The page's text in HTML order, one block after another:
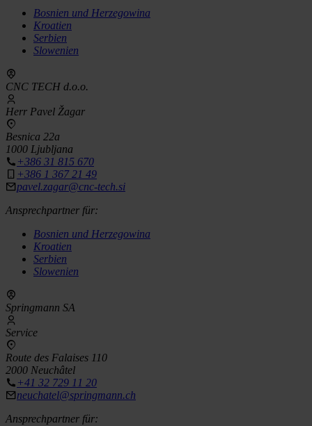
Bosnien und Herzegowina
Kroatien
Serbien
Slowenien
CNC TECH d.o.o.
Herr Pavel Žagar
Besnica 22a
1000 Ljubljana
+386 31 815 670
+386 1 367 21 49
pavel.zagar@cnc-tech.si
Ansprechpartner für:
Bosnien und Herzegowina
Kroatien
Serbien
Slowenien
Springmann SA
Service
Route des Falaises 110
2000 Neuchâtel
+41 32 729 11 20
neuchatel@springmann.ch
Ansprechpartner für: